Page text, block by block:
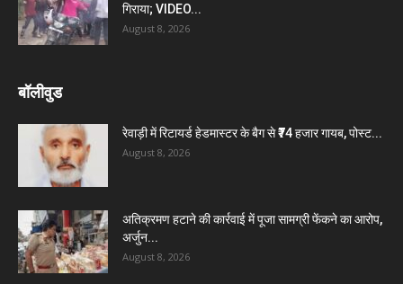
गिराया; VIDEO...
August 8, 2026
बॉलीवुड
रेवाड़ी में रिटायर्ड हेडमास्टर के बैग से ₹74 हजार गायब, पोस्ट...
August 8, 2026
अतिक्रमण हटाने की कार्रवाई में पूजा सामग्री फेंकने का आरोप,
अर्जुन...
August 8, 2026